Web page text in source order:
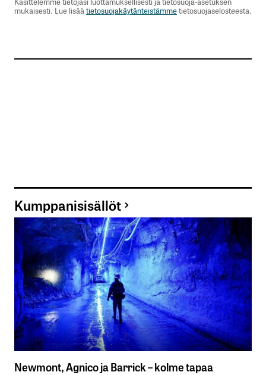
mukaisesti. Lue lisää tietosuojakäytänteistämmetietosuojaselosteesta.
Kumppanisisällöt
Newmont, Agnico ja Barrick – kolme tapaa